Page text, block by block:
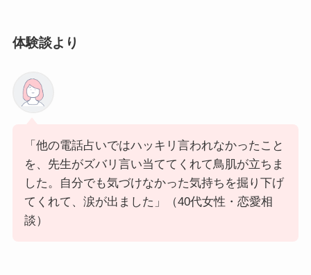
体験談より
「他の電話占いではハッキリ言われなかったこと
を、先生がズバリ言い当ててくれて鳥肌が立ちま
した。自分でも気づけなかった気持ちを掘り下げ
てくれて、涙が出ました」（40代女性・恋愛相
談）